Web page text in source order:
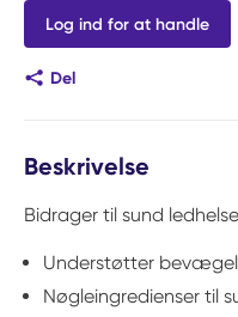
Log ind for at handle
Del
Beskrivelse
Bidrager til sund ledhelse
Understøtter
Nøgleingredienser til